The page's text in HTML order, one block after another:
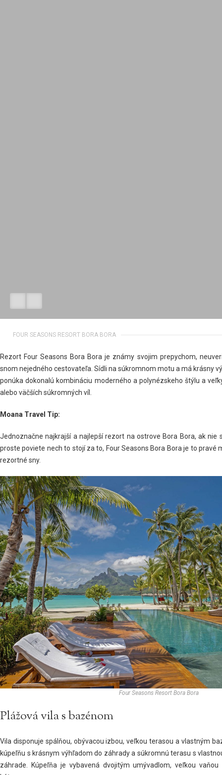
FOUR SEASONS RESORT BORA BORA
Rezort Four Seasons Bora Bora je známy svojim prepychom,
snom nejedného cestovateľa. Sídli na súkromnom motu a má krásny
ponúka dokonalú kombináciu moderného a polynézskeho štýlu a
alebo väčších súkromných víl.
Moana Travel Tip:
Jednoznačne najkrajší a najlepší rezort na ostrove Bora Bora, ak nie
proste poviete nech to stojí za to, Four Seasons Bora Bora je to pravé
rezortné sny.
Four Seasons Resort Bora Bora
Plážová vila s bazénom
Vila disponuje spálňou, obývacou izbou, veľkou terasou a vlastným
kúpeľňu s krásnym výhľadom do záhrady a súkromnú terasu s
záhrade. Kúpeľňa je vybavená dvojitým umývadlom, veľkou